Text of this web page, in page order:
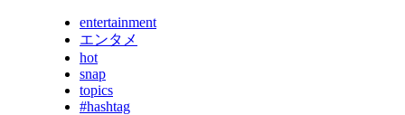
entertainment
エンタメ
hot
snap
topics
#hashtag